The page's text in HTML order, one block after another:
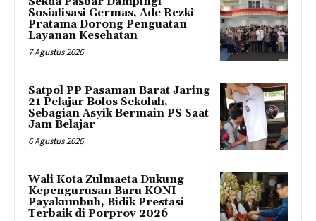
Sosialisasi Germas, Ade Rezki
Pratama Dorong Penguatan
Layanan Kesehatan
7 Agustus 2026
Satpol PP Pasaman Barat Jaring
21 Pelajar Bolos Sekolah,
Sebagian Asyik Bermain PS Saat
Jam Belajar
6 Agustus 2026
Wali Kota Zulmaeta Dukung
Kepengurusan Baru KONI
Payakumbuh, Bidik Prestasi
Terbaik di Porprov 2026